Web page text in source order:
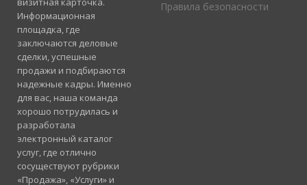
Информационная
площадка, где
заключаются деловые
сделки, успешные
продажи и подбираются
надежные кадры. Именно
для вас, наша команда
хорошо потрудилась и
разработала
электронный каталог
услуг, где отлично
сосуществуют рубрики
«Продажа», «Услуги» и
Правила безопасности